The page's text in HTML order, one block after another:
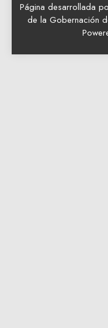
Página desarrollada
de la Gobernación